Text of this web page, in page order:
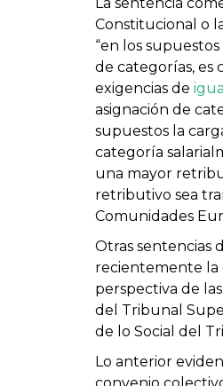
La sentencia
Constitucional o
“en los
de categorías, es
exigencias de
asignación de
supuestos la
categoría
una mayor
retributivo sea
Comunidades
Otras sentencias
recientemente la
perspectiva de
del Tribunal
de lo Social del
Lo anterior